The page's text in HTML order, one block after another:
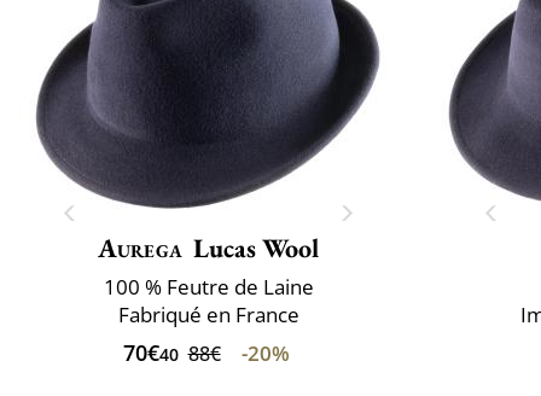
Aurega Lucas Wool
100 % Feutre de Laine
Fabriqué en France
70€40 88€ -20%